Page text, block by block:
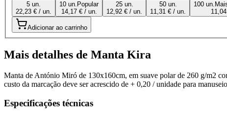
5 un.
22,23 € / un.
10 un. Popular
14,17 € / un.
25 un.
12,92 € / un.
50 un.
11,31 € / un.
100 un.
Adicionar ao carrinho
Mais detalhes de Manta Kira
Manta de António Miró de 130x160cm, em suave polar de 260 g/m2
custo da marcação deve ser acrescido de + 0,20 / unidade para
Especificações técnicas